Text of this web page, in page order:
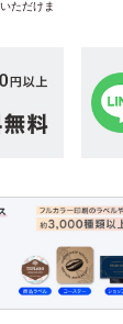
ただけま